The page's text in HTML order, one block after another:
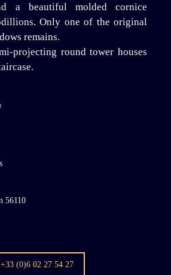
a beautiful molded cornice
Only one of the original
remains.
projecting round tower houses
56110
+33 (0)6 02 27 54 27